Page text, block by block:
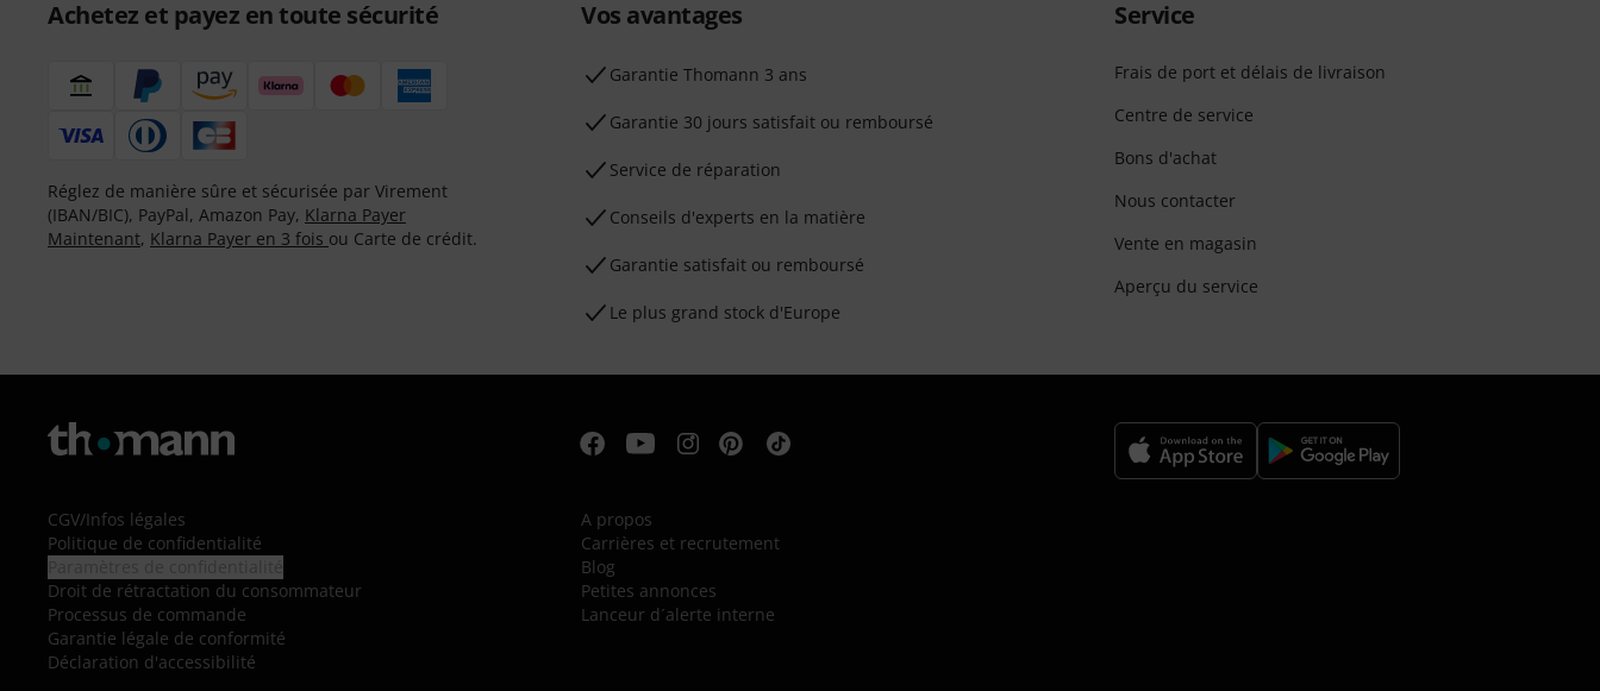
Achetez et payez en toute sécurité
Réglez de manière sûre et sécurisée par Virement
(IBAN/BIC), PayPal, Amazon Pay, Klarna Payer
Maintenant, Klarna Payer en 3 fois ou Carte de crédit.
Vos avantages
Ga­ran­tie Thomann 3 ans
Garantie 30 jours satisfait ou remboursé
Service de réparation
Conseils d'experts en la matière
Garantie satisfait ou remboursé
Le plus grand stock d'Europe
Service
Frais de port et délais de livraison
Centre de service
Bons d'achat
Nous contacter
Vente en magasin
Aperçu du service
CGV/Infos légales
Politique de confidentialité
Droit de rétractation du consommateur
Processus de commande
Garantie légale de conformité
Déclaration d'accessibilité
A propos
Carrières et recrutement
Blog
Petites annonces
Lanceur d´alerte interne